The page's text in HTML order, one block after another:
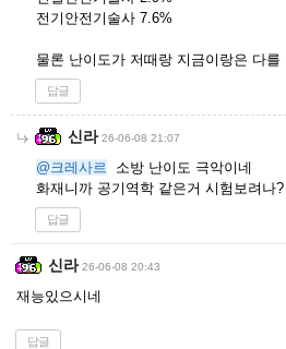
전기안전기술사 7.6%
물론 난이도가 저때랑 지금이랑은 다를
답글
신라 26-06-08 21:07
@크레사르 소방 난이도 극악이네
화재니까 공기역학 같은거 시험보려나?
답글
신라 26-06-08 20:43
재능있으시네
답글